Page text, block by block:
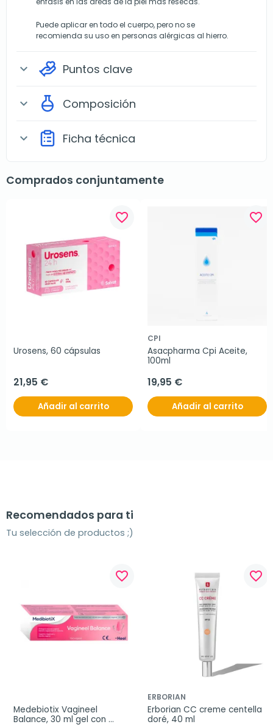
Puede aplicar en todo el cuerpo, pero no se
recomienda su uso en personas alérgicas al hierro.
expand_more Puntos clave
expand_more Composición
expand_more Ficha técnica
Comprados conjuntamente
favorite_border
Urosens, 60 cápsulas
21,95 €
Añadir al carrito
favorite_border
CPI
Asacpharma Cpi Aceite,
100ml
19,95 €
Añadir al carrito
Recomendados para ti
Tu selección de productos ;)
favorite_border
Medebiotix Vagineel
Balance, 30 ml gel con
favorite_border
ERBORIAN
Erborian CC creme centella
doré, 40 ml